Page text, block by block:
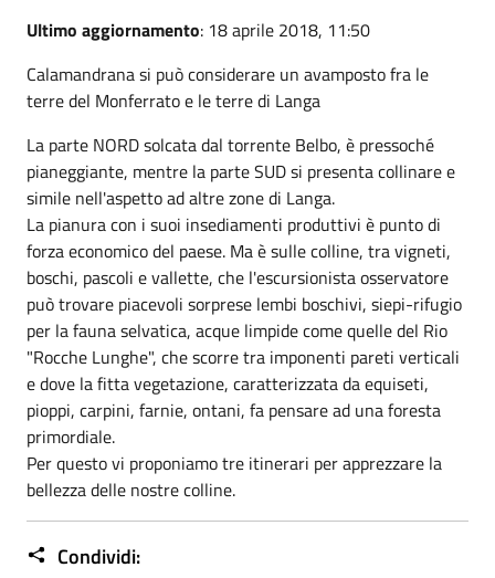
Ultimo aggiornamento: 18 aprile 2018, 11:50
Calamandrana si può considerare un avamposto fra le
terre del Monferrato e le terre di Langa
La parte NORD solcata dal torrente Belbo, è pressoché
pianeggiante, mentre la parte SUD si presenta collinare e
simile nell'aspetto ad altre zone di Langa.
La pianura con i suoi insediamenti produttivi è punto di
forza economico del paese. Ma è sulle colline, tra vigneti,
boschi, pascoli e vallette, che l'escursionista osservatore
può trovare piacevoli sorprese lembi boschivi, siepi-rifugio
per la fauna selvatica, acque limpide come quelle del Rio
"Rocche Lunghe", che scorre tra imponenti pareti verticali
e dove la fitta vegetazione, caratterizzata da equiseti,
pioppi, carpini, farnie, ontani, fa pensare ad una foresta
primordiale.
Per questo vi proponiamo tre itinerari per apprezzare la
bellezza delle nostre colline.
Condividi: